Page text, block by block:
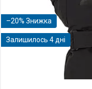
–20%
Залишилось 4 дні